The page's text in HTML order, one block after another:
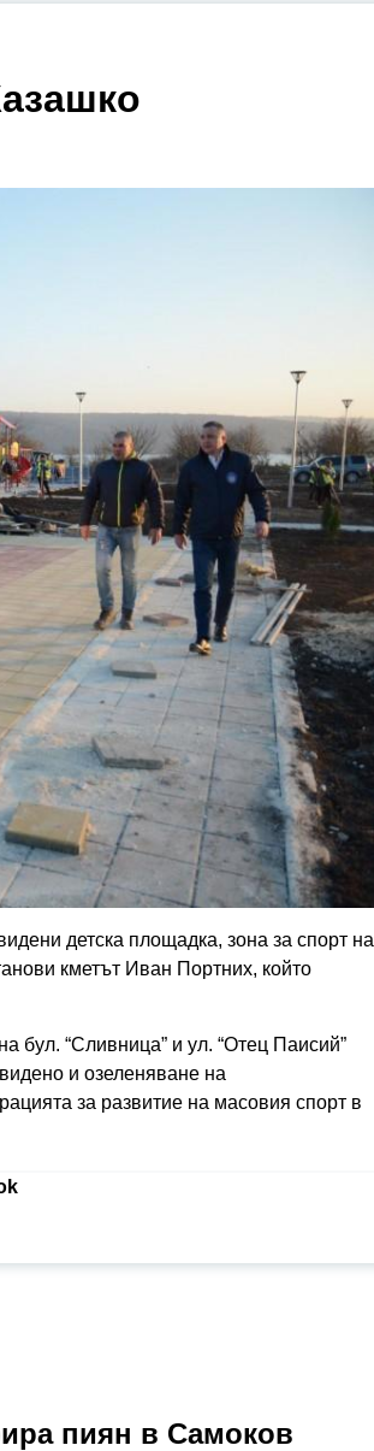
детска площадка, зона за спорт на
кметът Иван Портних, който
бул. “Сливница” и ул. “Отец Паисий”
и озеленяване на
за развитие на масовия спорт в
пиян в Самоков